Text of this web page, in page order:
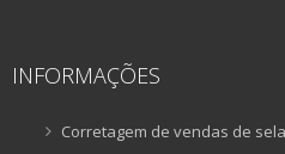
INFORMAÇÕES
Corretagem de vendas de